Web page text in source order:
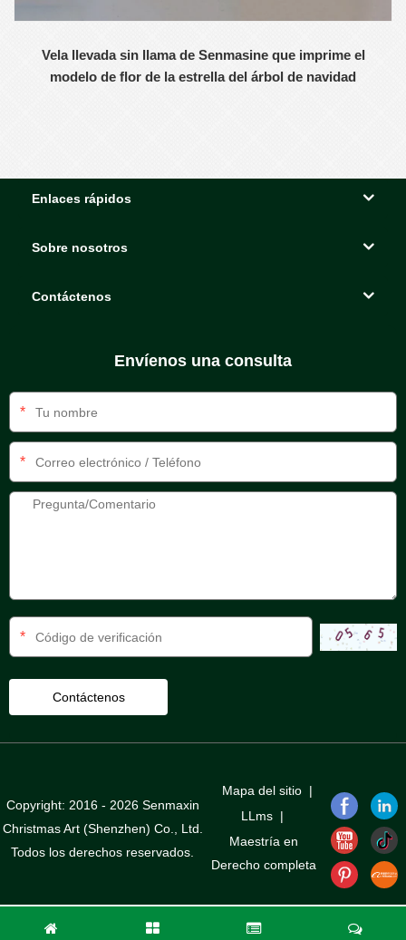
Vela llevada sin llama de Senmasine que imprime el
modelo de flor de la estrella del árbol de navidad
Enlaces rápidos
Sobre nosotros
Contáctenos
Envíenos una consulta
*
*
*
Copyright: 2016 - 2026 Senmaxin
Christmas Art (Shenzhen) Co., Ltd.
Todos los derechos reservados.
Mapa del sitio |
LLms|
Maestría en
Derecho completa